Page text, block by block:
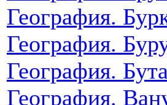
География.
География.
География.
География.